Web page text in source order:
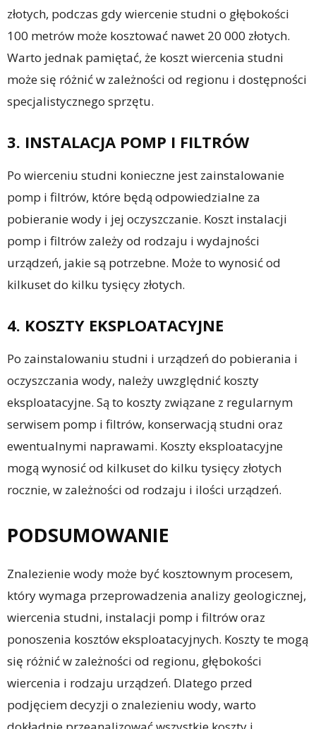
złotych, podczas gdy wiercenie studni o głębokości
100 metrów może kosztować nawet 20 000 złotych.
Warto jednak pamiętać, że koszt wiercenia studni
może się różnić w zależności od regionu i dostępności
specjalistycznego sprzętu.
3. INSTALACJA POMP I FILTRÓW
Po wierceniu studni konieczne jest zainstalowanie
pomp i filtrów, które będą odpowiedzialne za
pobieranie wody i jej oczyszczanie. Koszt instalacji
pomp i filtrów zależy od rodzaju i wydajności
urządzeń, jakie są potrzebne. Może to wynosić od
kilkuset do kilku tysięcy złotych.
4. KOSZTY EKSPLOATACYJNE
Po zainstalowaniu studni i urządzeń do pobierania i
oczyszczania wody, należy uwzględnić koszty
eksploatacyjne. Są to koszty związane z regularnym
serwisem pomp i filtrów, konserwacją studni oraz
ewentualnymi naprawami. Koszty eksploatacyjne
mogą wynosić od kilkuset do kilku tysięcy złotych
rocznie, w zależności od rodzaju i ilości urządzeń.
PODSUMOWANIE
Znalezienie wody może być kosztownym procesem,
który wymaga przeprowadzenia analizy geologicznej,
wiercenia studni, instalacji pomp i filtrów oraz
ponoszenia kosztów eksploatacyjnych. Koszty te mogą
się różnić w zależności od regionu, głębokości
wiercenia i rodzaju urządzeń. Dlatego przed
podjęciem decyzji o znalezieniu wody, warto